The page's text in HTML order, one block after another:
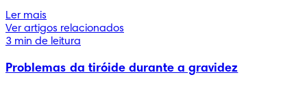
Ler mais
Ver artigos relacionados
3 min de leitura
Problemas da tiróide durante a gravidez